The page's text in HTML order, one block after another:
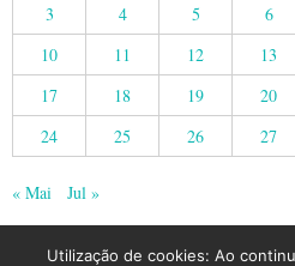
3
4 5 6
10
11 12 13
17
18 19 20
24
25 26 27
« Mai Jul »
Utilização de cookies: Ao